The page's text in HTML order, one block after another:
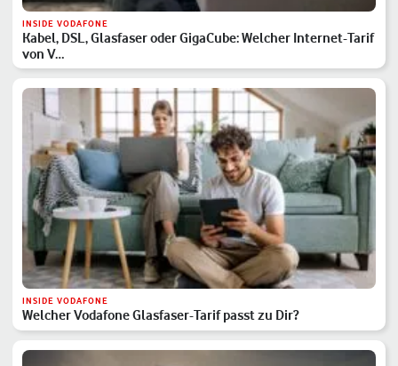
INSIDE VODAFONE
Kabel, DSL, Glasfaser oder GigaCube: Welcher Internet-Tarif
von V…
INSIDE VODAFONE
Welcher Vodafone Glasfaser-Tarif passt zu Dir?